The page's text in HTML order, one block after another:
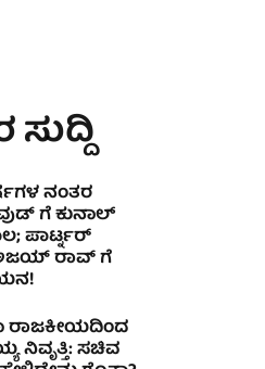
ನಂತರ
ಗೆ ಕುನಾಲ್
ಪಾರ್ಟ್ನರ್
ಅಜಯ್ ರಾವ್ ಗೆ
ರಾಜಕೀಯದಿಂದ
ನಿವೃತ್ತಿ: ಸಚಿವ